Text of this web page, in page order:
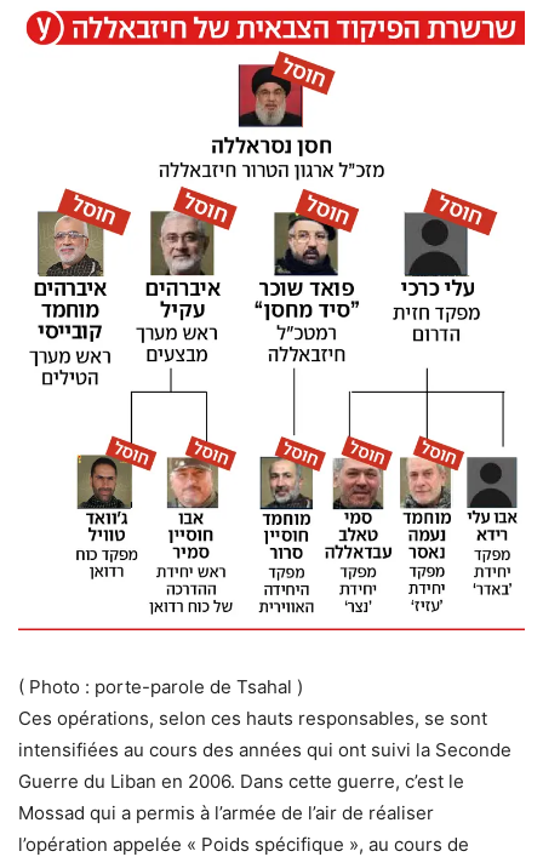
( Photo : porte-parole de Tsahal )
Ces opérations, selon ces hauts responsables, se sont
intensifiées au cours des années qui ont suivi la Seconde
Guerre du Liban en 2006. Dans cette guerre, c’est le
Mossad qui a permis à l’armée de l’air de réaliser
l’opération appelée « Poids spécifique », au cours de